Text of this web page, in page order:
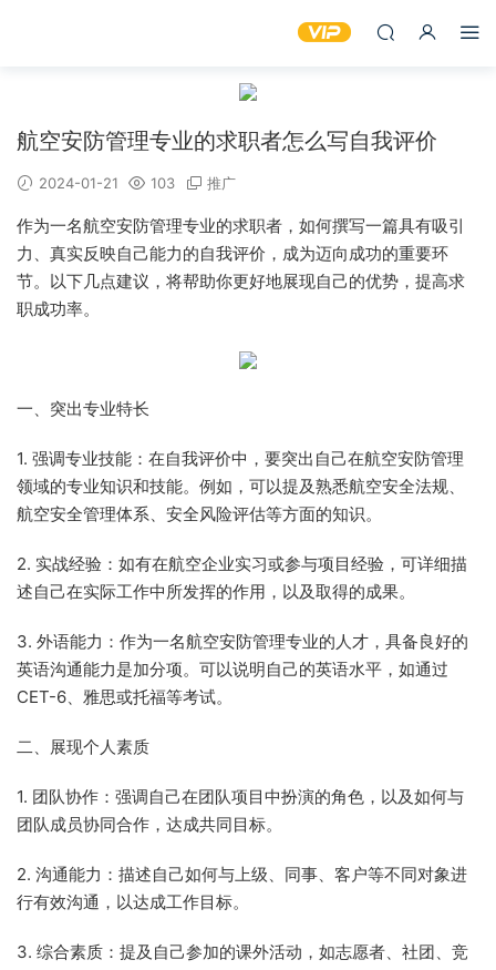
航空安防管理专业的求职者怎么写自我评价
2024-01-21 103 推广
作为一名航空安防管理专业的求职者，如何撰写一篇具有吸引
力、真实反映自己能力的自我评价，成为迈向成功的重要环
节。以下几点建议，将帮助你更好地展现自己的优势，提高求
职成功率。
一、突出专业特长
1. 强调专业技能：在自我评价中，要突出自己在航空安防管理
领域的专业知识和技能。例如，可以提及熟悉航空安全法规、
航空安全管理体系、安全风险评估等方面的知识。
2. 实战经验：如有在航空企业实习或参与项目经验，可详细描
述自己在实际工作中所发挥的作用，以及取得的成果。
3. 外语能力：作为一名航空安防管理专业的人才，具备良好的
英语沟通能力是加分项。可以说明自己的英语水平，如通过
CET-6、雅思或托福等考试。
二、展现个人素质
1. 团队协作：强调自己在团队项目中扮演的角色，以及如何与
团队成员协同合作，达成共同目标。
2. 沟通能力：描述自己如何与上级、同事、客户等不同对象进
行有效沟通，以达成工作目标。
3. 综合素质：提及自己参加的课外活动，如志愿者、社团、竞